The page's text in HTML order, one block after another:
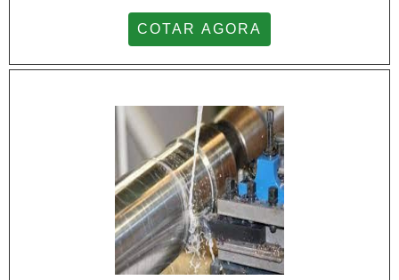
em qualidade, a contratação é mais assertiva.É
por empresas especializadas. Esse tipo de cuidado
serviço, além de evit...
COTAR AGORA